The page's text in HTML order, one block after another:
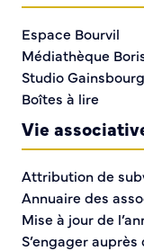
Laboratoire
SCM Caudebec
Cabinet
La boutique de
Rachel et Julien
Boulangerie Au
Espace Bourvil
Médiathèque
Studio Gainsbourg
Boîtes à lire
Vie
Attribution de
Annuaire des
Mise à jour de
S’engager